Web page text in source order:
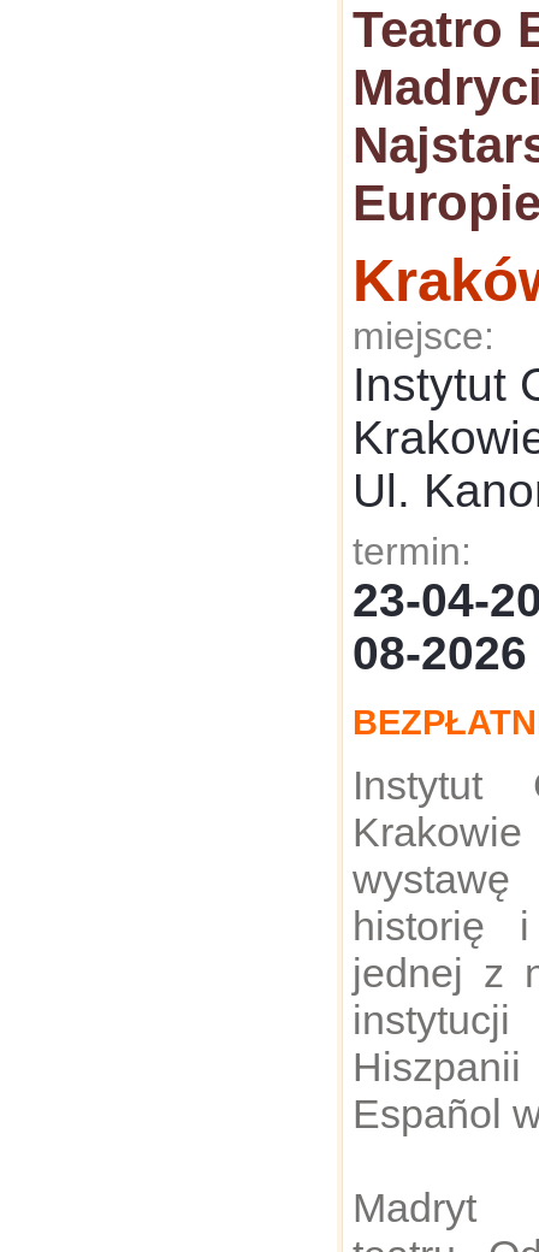
Teatro
miejsce:
Instytut
Ul.
termin:
23-04-
08-2026
Instytut
historię i
jednej z
Español
Madryt